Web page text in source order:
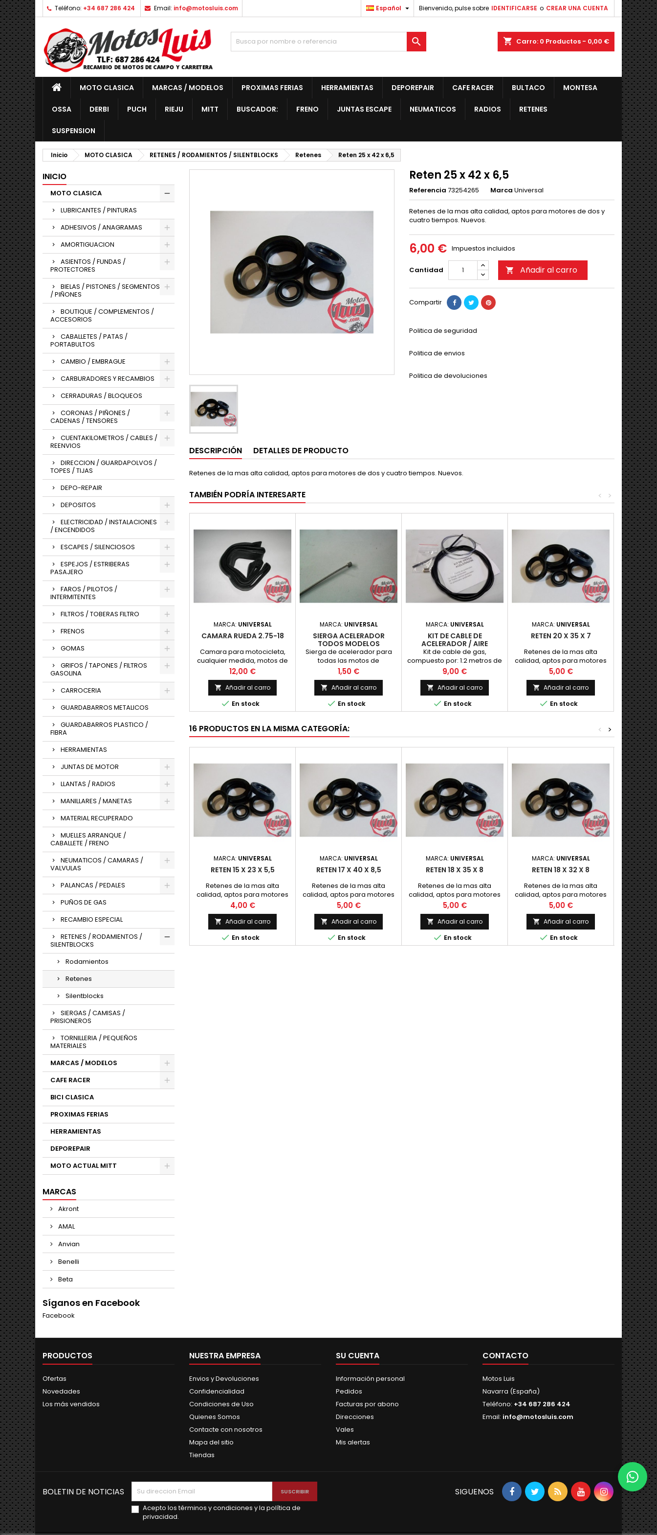
Teléfono: +34 687 286 424 Email: info@motosluis.com Bienvenido, pulse sobre IDENTIFICARSE o CREAR UNA CUENTA
Español 
shopping_cart Carro: 0 Productos - 0,00 €

MOTO CLASICA MARCAS / MODELOS PROXIMAS FERIAS HERRAMIENTAS DEPOREPAIR CAFE RACER BULTACO MONTESA
OSSA DERBI PUCH RIEJU MITT BUSCADOR: FRENO JUNTAS ESCAPE NEUMATICOS RADIOS RETENES
SUSPENSION
Inicio MOTO CLASICA RETENES / RODAMIENTOS / SILENTBLOCKS Retenes Reten 25 x 42 x 6,5
INICIO
MOTO CLASICA
LUBRICANTES / PINTURAS
ADHESIVOS / ANAGRAMAS
AMORTIGUACION
ASIENTOS / FUNDAS /
PROTECTORES
BIELAS / PISTONES / SEGMENTOS
/ PIÑONES
BOUTIQUE / COMPLEMENTOS /
ACCESORIOS
CABALLETES / PATAS /
PORTABULTOS
CAMBIO / EMBRAGUE
CARBURADORES Y RECAMBIOS
CERRADURAS / BLOQUEOS
CORONAS / PIÑONES /
CADENAS / TENSORES
CUENTAKILOMETROS / CABLES /
REENVIOS
DIRECCION / GUARDAPOLVOS /
TOPES / TIJAS
DEPO-REPAIR
DEPOSITOS
ELECTRICIDAD / INSTALACIONES
/ ENCENDIDOS
ESCAPES / SILENCIOSOS
ESPEJOS / ESTRIBERAS
PASAJERO
FAROS / PILOTOS /
INTERMITENTES
FILTROS / TOBERAS FILTRO
FRENOS
GOMAS
GRIFOS / TAPONES / FILTROS
GASOLINA
CARROCERIA
GUARDABARROS METALICOS
GUARDABARROS PLASTICO /
FIBRA
HERRAMIENTAS
JUNTAS DE MOTOR
LLANTAS / RADIOS
MANILLARES / MANETAS
MATERIAL RECUPERADO
MUELLES ARRANQUE /
CABALLETE / FRENO
NEUMATICOS / CAMARAS /
VALVULAS
PALANCAS / PEDALES
PUÑOS DE GAS
RECAMBIO ESPECIAL
RETENES / RODAMIENTOS /
SILENTBLOCKS
Rodamientos
Retenes
Silentblocks
SIERGAS / CAMISAS /
PRISIONEROS
TORNILLERIA / PEQUEÑOS
MATERIALES
MARCAS / MODELOS
CAFE RACER
BICI CLASICA
PROXIMAS FERIAS
HERRAMIENTAS
DEPOREPAIR
MOTO ACTUAL MITT
MARCAS
Akront
AMAL
Anvian
Benelli
Beta
Reten 25 x 42 x 6,5
Referencia 73254265 Marca Universal
Retenes de la mas alta calidad, aptos para motores de dos y
cuatro tiempos. Nuevos.
6,00 € Impuestos incluidos
Cantidad  Añadir al carro
Compartir
Politica de seguridad
Politica de envios
Politica de devoluciones
DESCRIPCIÓN DETALLES DE PRODUCTO
Retenes de la mas alta calidad, aptos para motores de dos y cuatro tiempos. Nuevos.
TAMBIÉN PODRÍA INTERESARTE >
<
MARCA: UNIVERSAL
CAMARA RUEDA 2.75-18
Camara para motocicleta,
cualquier medida, motos de
carretera, trial y motocross.
Precio unitario
Precio
12,00 €
 Añadir al carro
 En stock
MARCA: UNIVERSAL
SIERGA ACELERADOR
TODOS MODELOS
Sierga de acelerador para
todas las motos de
produccion nacional.
Precio
1,50 €
 Añadir al carro
 En stock
MARCA: UNIVERSAL
KIT DE CABLE DE
ACELERADOR / AIRE
UNIVERSAL
Kit de cable de gas,
compuesto por: 1.2 metros de
camisa de diametro 5 mm (la
habitual para acelerador) 1x
Cable de acelerador 2x topes
de camisa de 5 mm. 1x
prisionero de acelerador Con
1 kit haces un mando.
Precio
9,00 €
 Añadir al carro
 En stock
MARCA: UNIVERSAL
RETEN 20 X 35 X 7
Retenes de la mas alta
calidad, aptos para motores
de dos y cuatro tiempos.
Nuevos.
Precio
5,00 €
 Añadir al carro
 En stock
16 PRODUCTOS EN LA MISMA CATEGORÍA: >
<
MARCA: UNIVERSAL
RETEN 15 X 23 X 5,5
Retenes de la mas alta
calidad, aptos para motores
de dos y cuatro tiempos.
Nuevos. Unidad.
Precio
4,00 €
 Añadir al carro
 En stock
MARCA: UNIVERSAL
RETEN 17 X 40 X 8,5
Retenes de la mas alta
calidad, aptos para motores
de dos y cuatro tiempos.
Nuevos.
Precio
5,00 €
 Añadir al carro
 En stock
MARCA: UNIVERSAL
RETEN 18 X 35 X 8
Retenes de la mas alta
calidad, aptos para motores
de dos y cuatro tiempos.
Nuevos. Unidad.
Precio
5,00 €
 Añadir al carro
 En stock
MARCA: UNIVERSAL
RETEN 18 X 32 X 8
Retenes de la mas alta
calidad, aptos para motores
de dos y cuatro tiempos.
Nuevos. Unidad.
Precio
5,00 €
 Añadir al carro
 En stock
KIT
Juego de
Vespino


Síganos en Facebook
Facebook
PRODUCTOS
Ofertas
Novedades
Los más vendidos
NUESTRA EMPRESA
Envios y Devoluciones
Confidencialidad
Condiciones de Uso
Quienes Somos
Contacte con nosotros
Mapa del sitio
Tiendas
SU CUENTA
Información personal
Pedidos
Facturas por abono
Direcciones
Vales
Mis alertas
CONTACTO
Motos Luis
Navarra (España)
Teléfono: +34 687 286 424
Email: info@motosluis.com
BOLETIN DE NOTICIAS
Acepto los términos y condiciones y la política de
privacidad.
SIGUENOS